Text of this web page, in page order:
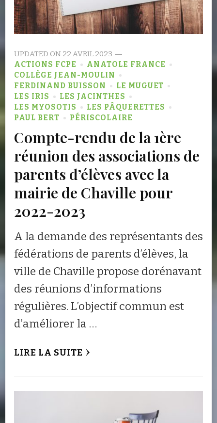
UPDATED ON 22 AVRIL 2023
ACTIONS FCPE
ANATOLE FRANCE
COLLÈGE JEAN-MOULIN
FERDINAND BUISSON
LE MUGUET
LES IRIS
LES JACINTHES
LES MYOSOTIS
LES PÂQUERETTES
PAUL BERT
PÉRISCOLAIRE
Compte-rendu de la 1ère
réunion des associations de
parents d’élèves avec la
mairie de Chaville pour
2022-2023
A la demande des représentants des
fédérations de parents d’élèves, la
ville de Chaville propose dorénavant
des réunions d’informations
régulières. L’objectif commun est
d’améliorer la …
LIRE LA SUITE